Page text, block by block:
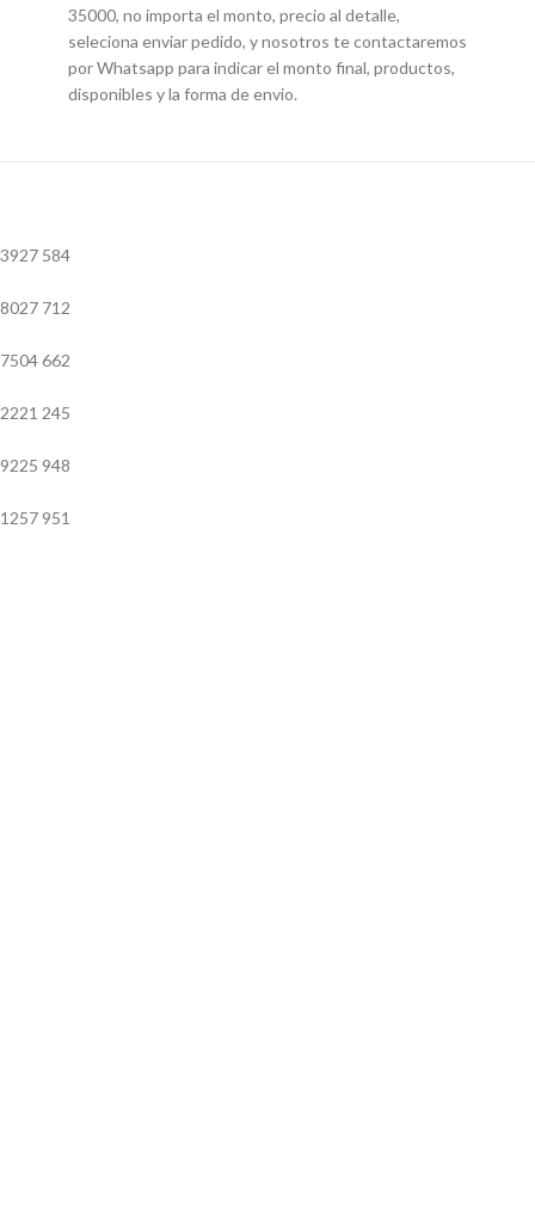
35000, no importa el monto, precio al detalle,
seleciona enviar pedido, y nosotros te contactaremos
por Whatsapp para indicar el monto final, productos,
disponibles y la forma de envio.
3927 584
8027 712
7504662
2221 245
9225 948
1257 951